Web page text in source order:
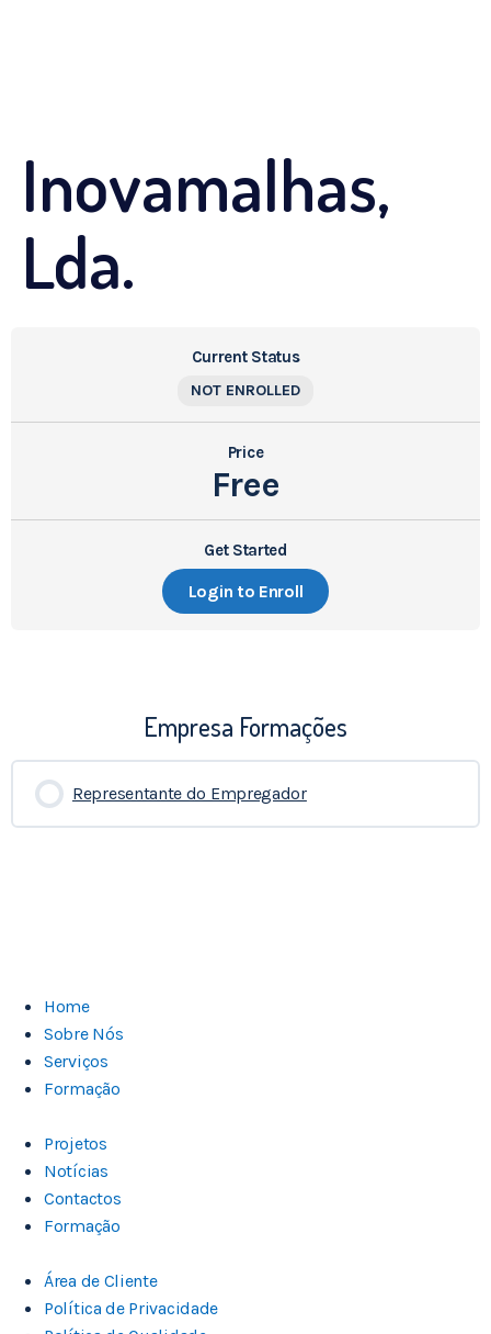
Inovamalhas,
Lda.
Current Status
NOT ENROLLED
Price
Free
Get Started
Login to Enroll
Empresa Formações
Representante do Empregador
0% COMPLETADO 0/0 Etapas
Home
Sobre Nós
Serviços
Formação
Projetos
Notícias
Contactos
Formação
Área de Cliente
Política de Privacidade